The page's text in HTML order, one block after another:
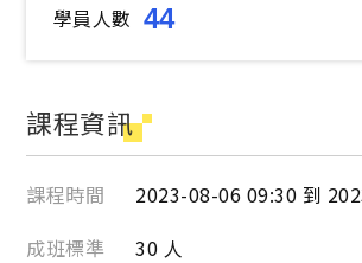
學員人數 44
課程資訊
課程時間
2023-08-06 09:30 到
成班標準
30 人